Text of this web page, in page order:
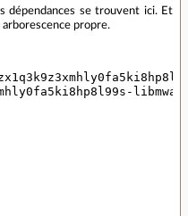
dépendances se trouvent ici. Et
arborescence propre.